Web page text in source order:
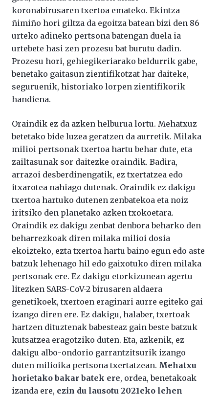
koronabirusaren txertoa emateko. Ekintza
ñimiño hori giltza da egoitza batean bizi den 86
urteko adineko pertsona batengan duela ia
urtebete hasi zen prozesu bat burutu dadin.
Prozesu hori, gehiegikeriarako beldurrik gabe,
benetako gaitasun zientifikotzat har daiteke,
seguruenik, historiako lorpen zientifikorik
handiena.
Oraindik ez da azken helburua lortu. Mehatxuz
betetako bide luzea geratzen da aurretik. Milaka
milioi pertsonak txertoa hartu behar dute, eta
zailtasunak sor daitezke oraindik. Badira,
arrazoi desberdinengatik, ez txertatzea edo
itxarotea nahiago dutenak. Oraindik ez dakigu
txertoa hartuko dutenen zenbatekoa eta noiz
iritsiko den planetako azken txokoetara.
Oraindik ez dakigu zenbat denbora beharko den
beharrezkoak diren milaka milioi dosia
ekoizteko, ezta txertoa hartu baino egun edo aste
batzuk lehenago hil edo gaixotuko diren milaka
pertsonak ere. Ez dakigu etorkizunean agertu
litezken SARS-CoV-2 birusaren aldaera
genetikoek, txertoen eraginari aurre egiteko gai
izango diren ere. Ez dakigu, halaber, txertoak
hartzen dituztenak babesteaz gain beste batzuk
kutsatzea eragotziko duten. Eta, azkenik, ez
dakigu albo-ondorio garrantzitsurik izango
duten milioika pertsona txertatzean. Mehatxu
horietako bakar batek ere, ordea, benetakoak
izanda ere, ezin du lausotu 2021eko lehen